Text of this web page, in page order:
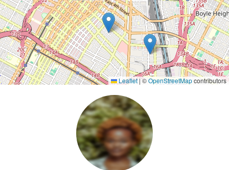
Leaflet|©OpenStreetMapcontributors